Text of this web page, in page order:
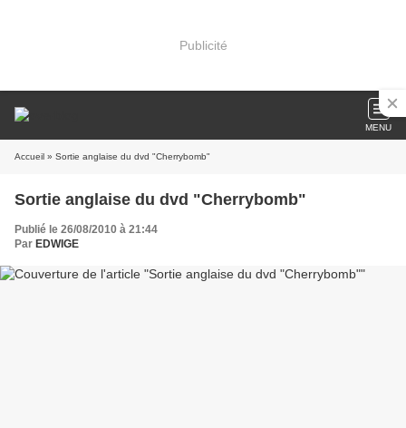
Publicité
MENU
Accueil » Sortie anglaise du dvd "Cherrybomb"
Sortie anglaise du dvd "Cherrybomb"
Publié le 26/08/2010 à 21:44
Par EDWIGE